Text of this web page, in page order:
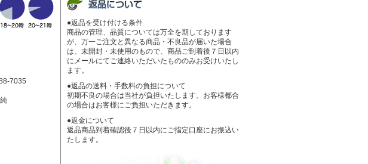
7035
●返品を受け付ける条件
商品の管理、品質については万全を期しております
が、万一ご注文と異なる商品・不良品が届いた場合
は、未開封・未使用のもので、商品ご到着後７日以内
にメールにてご連絡いただいたもののみお受けいたし
ます。
●返品の送料・手数料の負担について
初期不良の場合は当社が負担いたします。お客様都合
の場合はお客様にご負担いただきます。
●返金について
返品商品到着確認後７日以内にご指定口座にお振込い
たします。